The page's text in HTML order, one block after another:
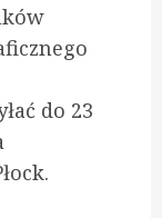
do 23